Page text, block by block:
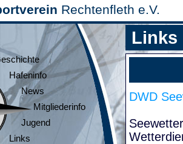
Rechtenfleth e.V.
Hafeninfo
News
Mitgliederinfo
Jugend
Links
Links
DWD